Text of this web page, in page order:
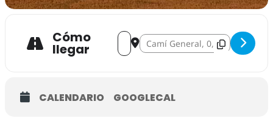
Cómo
llegar
Address - Mercat de sa Cooperativa []
Destination Address - Mercat
CALENDARIO GOOGLECAL